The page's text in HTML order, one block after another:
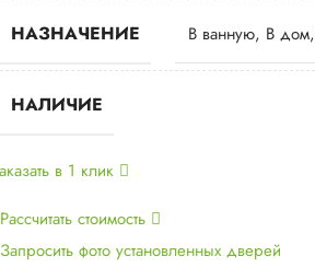
НАЗНАЧЕНИЕ В ванную, В дом,
НАЛИЧИЕ
в 1 клик
Рассчитать стоимость
Запросить фото установленных дверей